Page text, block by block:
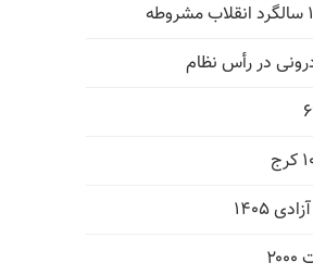
در رأس نظام
۱۴۰۵